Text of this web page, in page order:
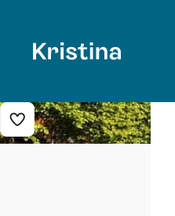
Lisää risteily suosikkeihin